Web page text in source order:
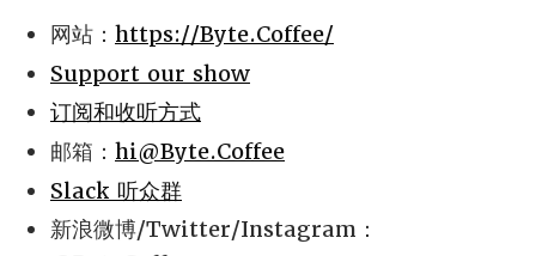
网站： https://Byte.Coffee/
Support our show
订阅和收听方式
邮箱： hi@Byte.Coffee
Slack 听众群
新浪微博/Twitter/Instagram：